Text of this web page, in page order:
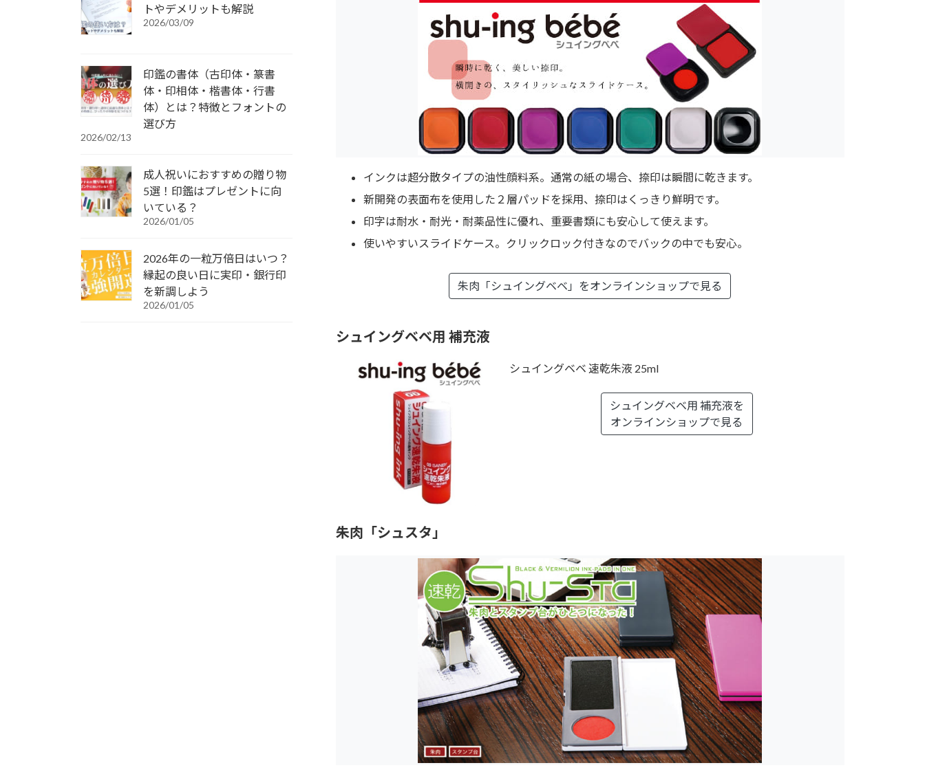
インクは超分散タイプの油性顔料系。通常の紙の場合、捺印は瞬間に乾きます。
新開発の表面布を使用した２層パッドを採用、捺印はくっきり鮮明です。
印字は耐水・耐光・耐薬品性に優れ、重要書類にも安心して使えます。
使いやすいスライドケース。クリックロック付きなのでバックの中でも安心。
朱肉「シュイングベベ」をオンラインショップで見る
シュイングベベ用 補充液
シュイングベベ 速乾朱液 25ml
シュイングベベ用 補充液を
オンラインショップで見る
朱肉「シュスタ」
トやデメリットも解説
2026/03/09
印鑑の書体（古印体・篆書
体・印相体・楷書体・行書
体）とは？特徴とフォントの
選び方
2026/02/13
成人祝いにおすすめの贈り物
5選！印鑑はプレゼントに向
いている？
2026/01/05
2026年の一粒万倍日はいつ？
縁起の良い日に実印・銀行印
を新調しよう
2026/01/05